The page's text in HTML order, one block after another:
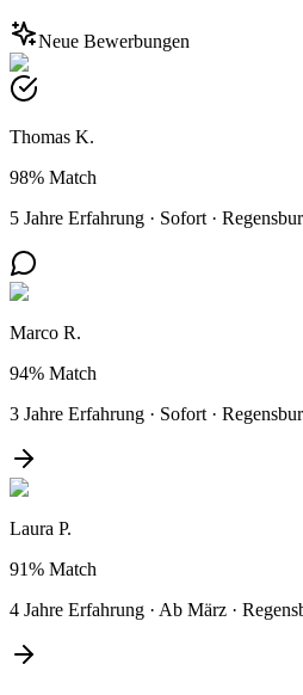
Neue Bewerbungen
Thomas K.
98% Match
5 Jahre Erfahrung · Sofort ·
Marco R.
94% Match
3 Jahre Erfahrung · Sofort ·
Laura P.
91% Match
4 Jahre Erfahrung · Ab März ·